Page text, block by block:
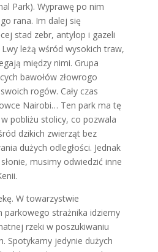
Park). Wyprawę po nim
rana. Im dalej się
stad zebr, antylop i gazeli
leżą wśród wysokich traw,
między nimi. Grupa
bawołów złowrogo
rogów. Cały czas
Nairobi… Ten park ma tę
pobliżu stolicy, co pozwala
dzikich zwierząt bez
dużych odległości. Jednak
musimy odwiedzić inne
W towarzystwie
parkowego strażnika idziemy
rzeki w poszukiwaniu
Spotykamy jedynie dużych